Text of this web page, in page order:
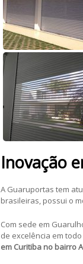
Inovação
A Guaruportas tem
brasileiras, possui o
Com sede em
de excelência em
em Curitiba no bairro